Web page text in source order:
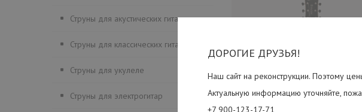
ДОРОГИЕ ДРУЗЬЯ!
Наш сайт на реконструкции. Поэтому
Актуальную информацию уточняйте,
+7 900-123-17-71
Струны для акустических гитар
Струны для классических гитар
Струны для укулеле
Струны для электрогитар